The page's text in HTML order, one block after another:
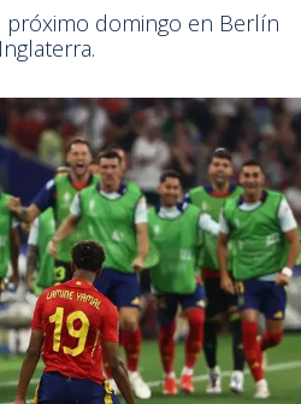
domingo en Berlín